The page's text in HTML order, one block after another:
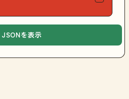
JSONを表示